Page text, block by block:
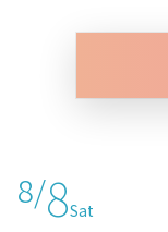
8/8Sat